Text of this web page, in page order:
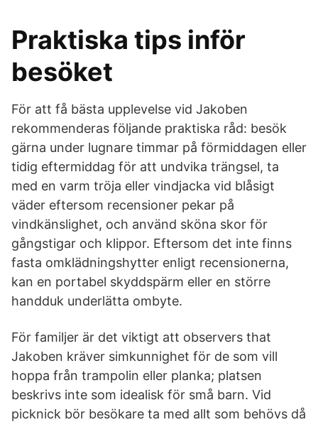
Praktiska tips inför
besöket
För att få bästa upplevelse vid Jakoben
rekommenderas följande praktiska råd: besök
gärna under lugnare timmar på förmiddagen eller
tidig eftermiddag för att undvika trängsel, ta
med en varm tröja eller vindjacka vid blåsigt
väder eftersom recensioner pekar på
vindkänslighet, och använd sköna skor för
gångstigar och klippor. Eftersom det inte finns
fasta omklädningshytter enligt recensionerna,
kan en portabel skyddspärm eller en större
handduk underlätta ombyte.
För familjer är det viktigt att observers that
Jakoben kräver simkunnighet för de som vill
hoppa från trampolin eller planka; platsen
beskrivs inte som idealisk för små barn. Vid
picknick bör besökare ta med allt som behövs då